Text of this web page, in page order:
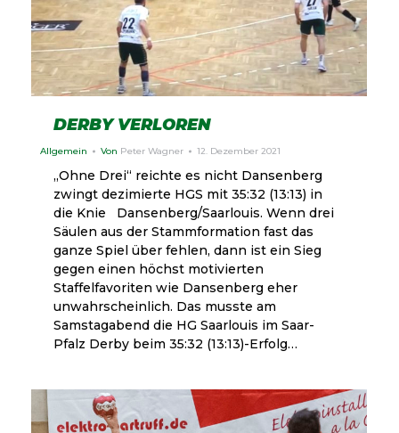
DERBY VERLOREN
Allgemein Von Peter Wagner 12. Dezember 2021
„Ohne Drei“ reichte es nicht Dansenberg
zwingt dezimierte HGS mit 35:32 (13:13) in
die Knie Dansenberg/Saarlouis. Wenn drei
Säulen aus der Stammformation fast das
ganze Spiel über fehlen, dann ist ein Sieg
gegen einen höchst motivierten
Staffelfavoriten wie Dansenberg eher
unwahrscheinlich. Das musste am
Samstagabend die HG Saarlouis im Saar-
Pfalz Derby beim 35:32 (13:13)-Erfolg…